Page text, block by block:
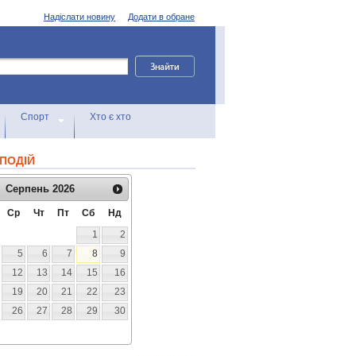
Додати в обране
Надіслати новину
Спорт Хто є хто
Серпень 2026
Ср Чт Пт Сб
Нд
1
2
5 6 7 8
9
12 13 14 15
16
19 20 21 22
23
26 27 28 29
30